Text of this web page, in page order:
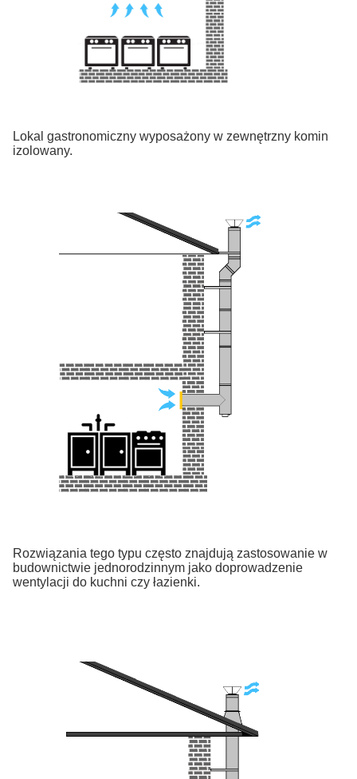
Lokal gastronomiczny wyposażony w zewnętrzny komin
izolowany.
Rozwiązania tego typu często znajdują zastosowanie w
budownictwie jednorodzinnym jako doprowadzenie
wentylacji do kuchni czy łazienki.